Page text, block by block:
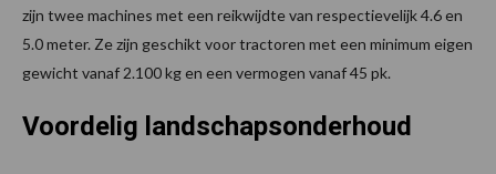
zijn twee machines met een reikwijdte van respectievelijk 4.6 en
5.0 meter. Ze zijn geschikt voor tractoren met een minimum eigen
gewicht vanaf 2.100 kg en een vermogen vanaf 45 pk.
Voordelig landschapsonderhoud